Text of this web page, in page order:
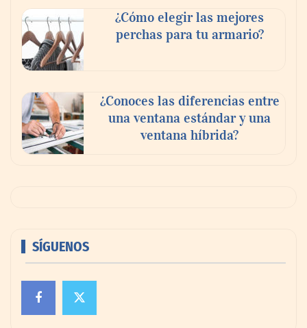
¿Cómo elegir las mejores
perchas para tu armario?
¿Conoces las diferencias entre
una ventana estándar y una
ventana híbrida?
SÍGUENOS